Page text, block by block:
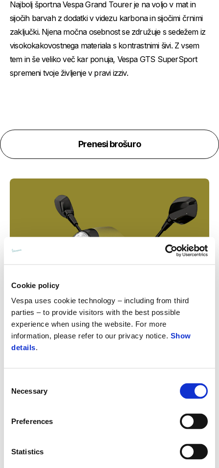
Cookie policy
Vespa uses cookie technology – including from third
parties – to provide visitors with the best possible
experience when using the website. For more
information, please refer to our privacy notice. Show
details.
Selection
Necessary
Preferences
Statistics
Najbolj športna Vespa Grand Tourer je na voljo v mat in
sijočih barvah z dodatki v videzu karbona in sijočimi črnimi
zaključki. Njena močna osebnost se združuje s sedežem iz
visokokakovostnega materiala s kontrastnimi šivi. Z vsem
tem in še veliko več kar ponuja, Vespa GTS SuperSport
spremeni tvoje življenje v pravi izziv.
Prenesi brošuro